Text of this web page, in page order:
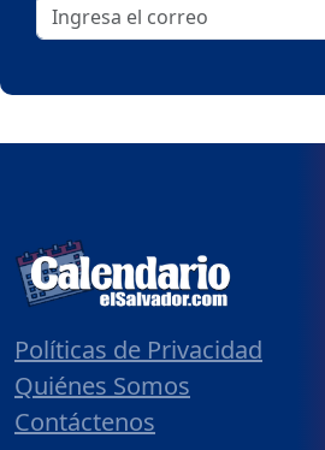
Políticas de Privacidad
Quiénes Somos
Contáctenos